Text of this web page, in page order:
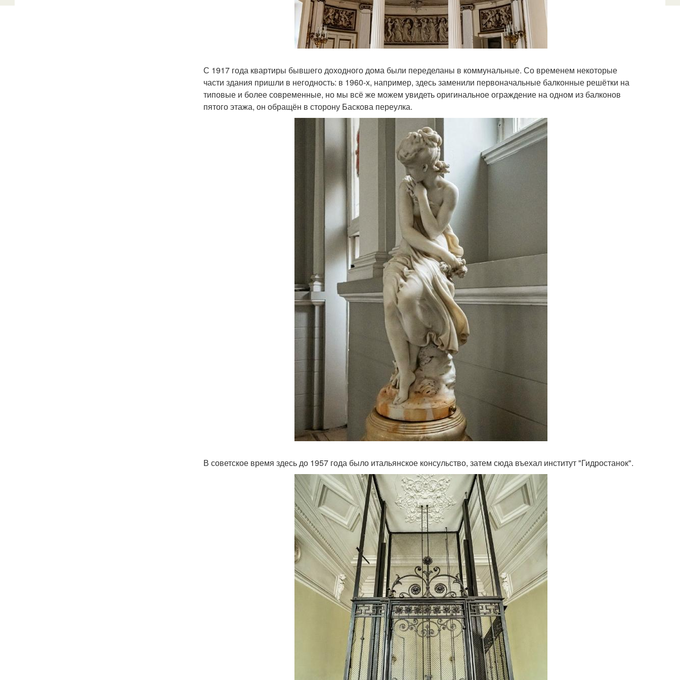
С 1917 года квартиры бывшего доходного дома были переделаны в коммунальные. Со временем некоторые
части здания пришли в негодность: в 1960-х, например, здесь заменили первоначальные балконные решётки на
типовые и более современные, но мы всё же можем увидеть оригинальное ограждение на одном из балконов
пятого этажа, он обращён в сторону Баскова переулка.
В советское время здесь до 1957 года было итальянское консульство, затем сюда въехал институт "Гидростанок".